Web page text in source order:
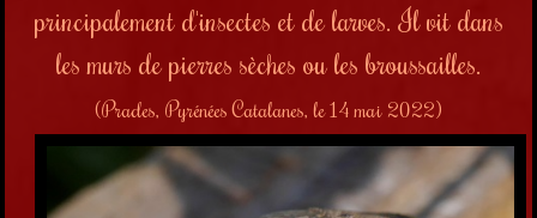
principalement d'insectes et de larves. Il vit dans
les murs de pierres sèches ou les broussailles.
(Prades, Pyrénées Catalanes, le 14 mai 2022)